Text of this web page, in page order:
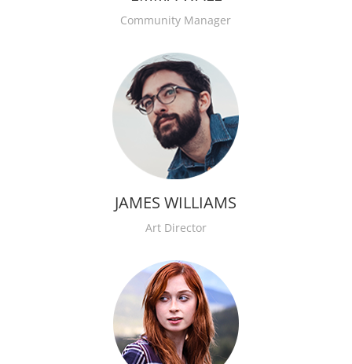
Community Manager
JAMES WILLIAMS
Art Director